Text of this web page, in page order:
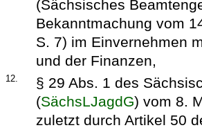
(Sächsisches
Bekanntmachung vom
S. 7) im Einvernehmen
und der Finanzen,
12.
§ 29 Abs. 1 des
(SächsLJagdG) vom 8.
zuletzt durch Artikel 50